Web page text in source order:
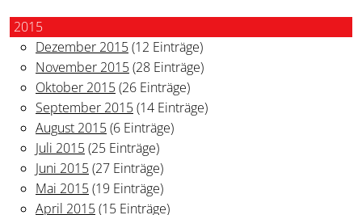
2015
Dezember 2015(12 Einträge)
November 2015(28 Einträge)
Oktober 2015(26 Einträge)
September 2015(14 Einträge)
August 2015(6 Einträge)
Juli 2015(25 Einträge)
Juni 2015(27 Einträge)
Mai 2015(19 Einträge)
April 2015(15 Einträge)